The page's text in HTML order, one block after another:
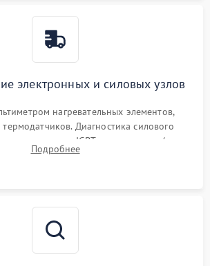
электронных и силовых узлов
нагревательных элементов,
Диагностика силового
мостов и IGBT-транзисторов (для
кранов и газ-контроля (для газовых
Подробнее